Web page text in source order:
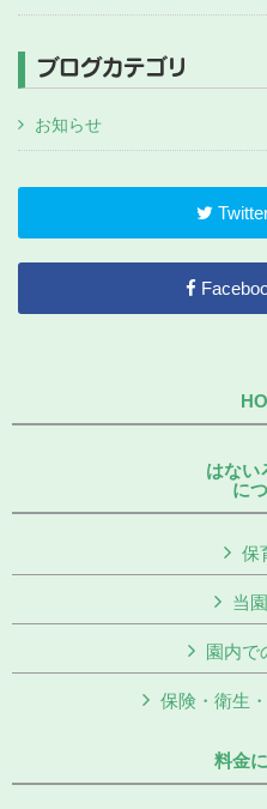
ブログカテゴリ
お知らせ
はない
に
保
当
園内で
保険・衛生
料金